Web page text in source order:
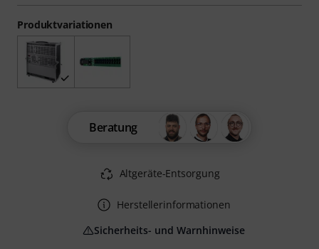
Produktvariationen
Beratung
Altgeräte-Entsorgung
Herstellerinformationen
Sicherheits- und Warnhinweise